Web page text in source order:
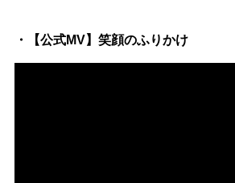
・【公式MV】笑顔のふりかけ